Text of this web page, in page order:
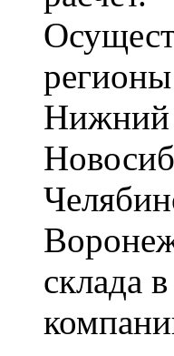
Нижний
склада